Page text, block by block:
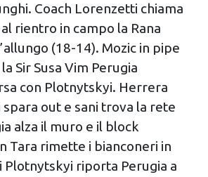
Coach Lorenzetti chiama
rientro in campo la Rana
(18-14). Mozic in pipe
Sir Susa Vim Perugia
con Plotnytskyi. Herrera
out e sani trova la rete
alza il muro e il block
Tara rimette i bianconeri in
Plotnytskyi riporta Perugia a